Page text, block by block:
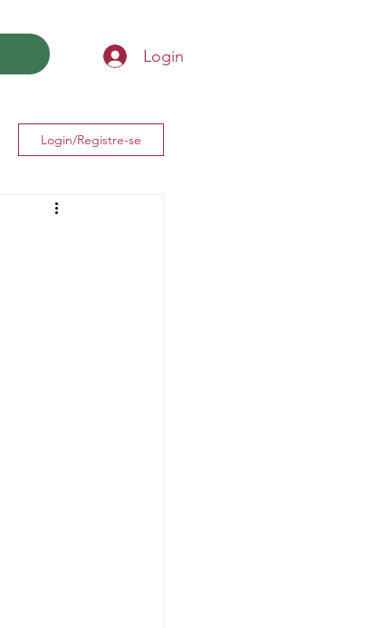
Login
Login/Registre-se